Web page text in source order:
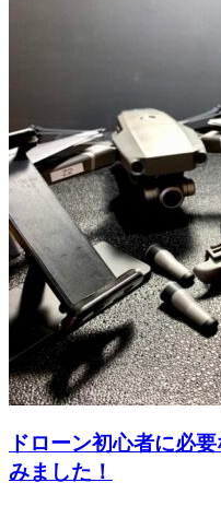
ドローン初心者に必
みました！